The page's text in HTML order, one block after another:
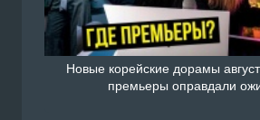
Новые корейские дорамы
премьеры оправдали